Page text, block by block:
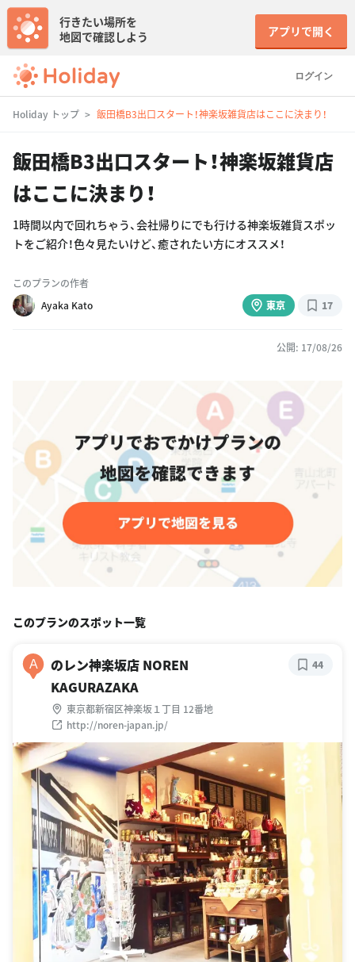
ログイン
行きたい場所を
地図で確認しよう
アプリで開く
Holiday トップ 飯田橋B3出口スタート！神楽坂雑貨店はここに決まり！
飯田橋B3出口スタート！神楽坂雑貨店
はここに決まり！
1時間以内で回れちゃう、会社帰りにでも行ける神楽坂雑貨スポッ
トをご紹介！色々見たいけど、癒されたい方にオススメ！
このプランの作者
Ayaka Kato
東京 17
公開: 17/08/26
このプランのスポット一覧
A
のレン神楽坂店 NOREN
KAGURAZAKA
東京都新宿区神楽坂１丁目 12番地
http://noren-japan.jp/
44